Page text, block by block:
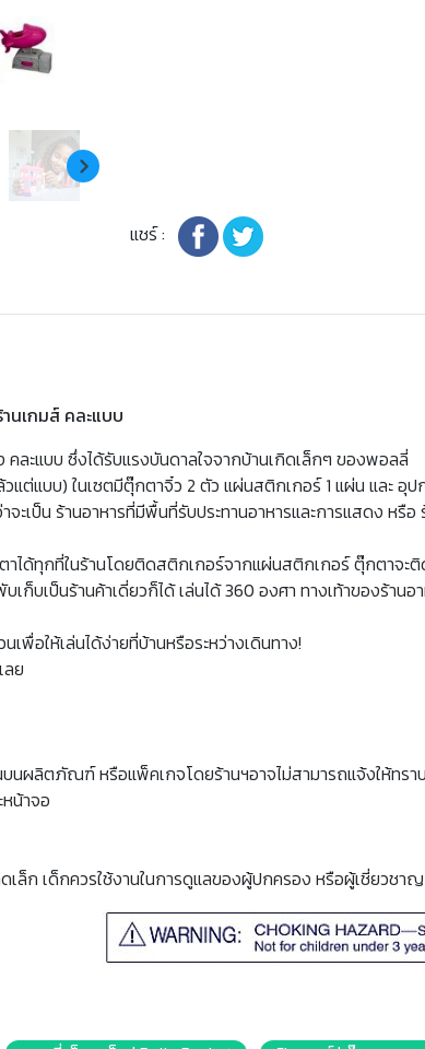
แชร์ :
นเกมส์ คละแบบ
ะแบบ ซึ่งได้รับแรงบันดาลใจจากบ้านเกิดเล็กๆ ของพอลลี่
วแต่แบบ) ในเซตมีตุ๊กตาจิ๋ว 2 ตัว แผ่นสติกเกอร์ 1 แผ่น และ
ะเป็น ร้านอาหารที่มีพื้นที่รับประทานอาหารและการแสดง ห
าได้ทุกที่ในร้านโดยติดสติกเกอร์จากแผ่นสติกเกอร์ ตุ๊กตาจะ
ก็บเป็นร้านค้าเดี่ยวก็ได้ เล่นได้ 360 องศา ทางเท้าของร้าน
พื่อให้เล่นได้ง่ายที่บ้านหรือระหว่างเดินทาง!
ย
นผลิตภัณฑ์ หรือแพ็คเกจโดยร้านฯอาจไม่สามารถแจ้งให้ท
น้าจอ
ก เด็กควรใช้งานในการดูแลของผู้ปกครอง หรือผู้เชี่ยวชาญ